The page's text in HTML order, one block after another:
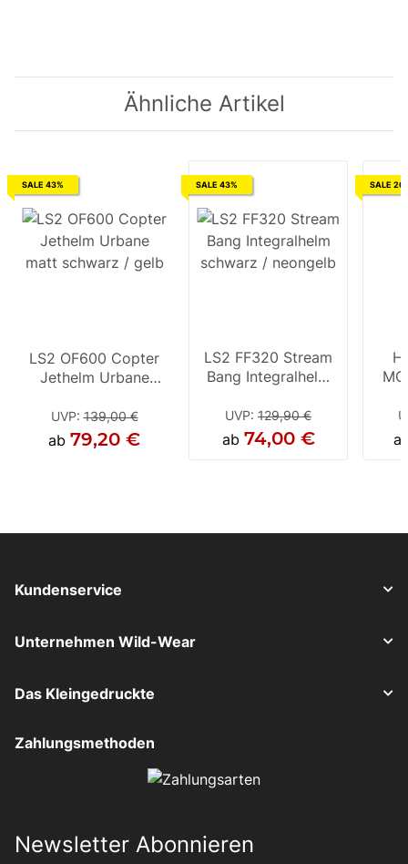
Ähnliche Artikel
SALE 43%
LS2 OF600 Copter
Jethelm Urbane
UVP:139,00 €
ab 79,20 €
SALE 43%
LS2 FF320 Stream
Bang Integralhelm
UVP: 129,90 €
ab 74,00 €
SALE
Kundenservice
Unternehmen Wild-Wear
Das Kleingedruckte
Zahlungsmethoden
Newsletter Abonnieren